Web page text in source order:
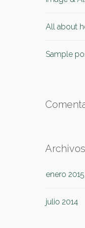
All about
Sample
Archivos
enero 2015
julio 2014